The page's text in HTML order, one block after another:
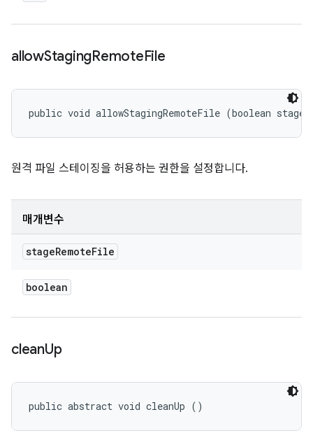
allowStagingRemoteFile
public void allowStagingRemoteFile (boolean
원격 파일 스테이징을 허용하는 권한을 설정합니다.
매개변수
stageRemoteFile
boolean
cleanUp
public abstract void cleanUp ()